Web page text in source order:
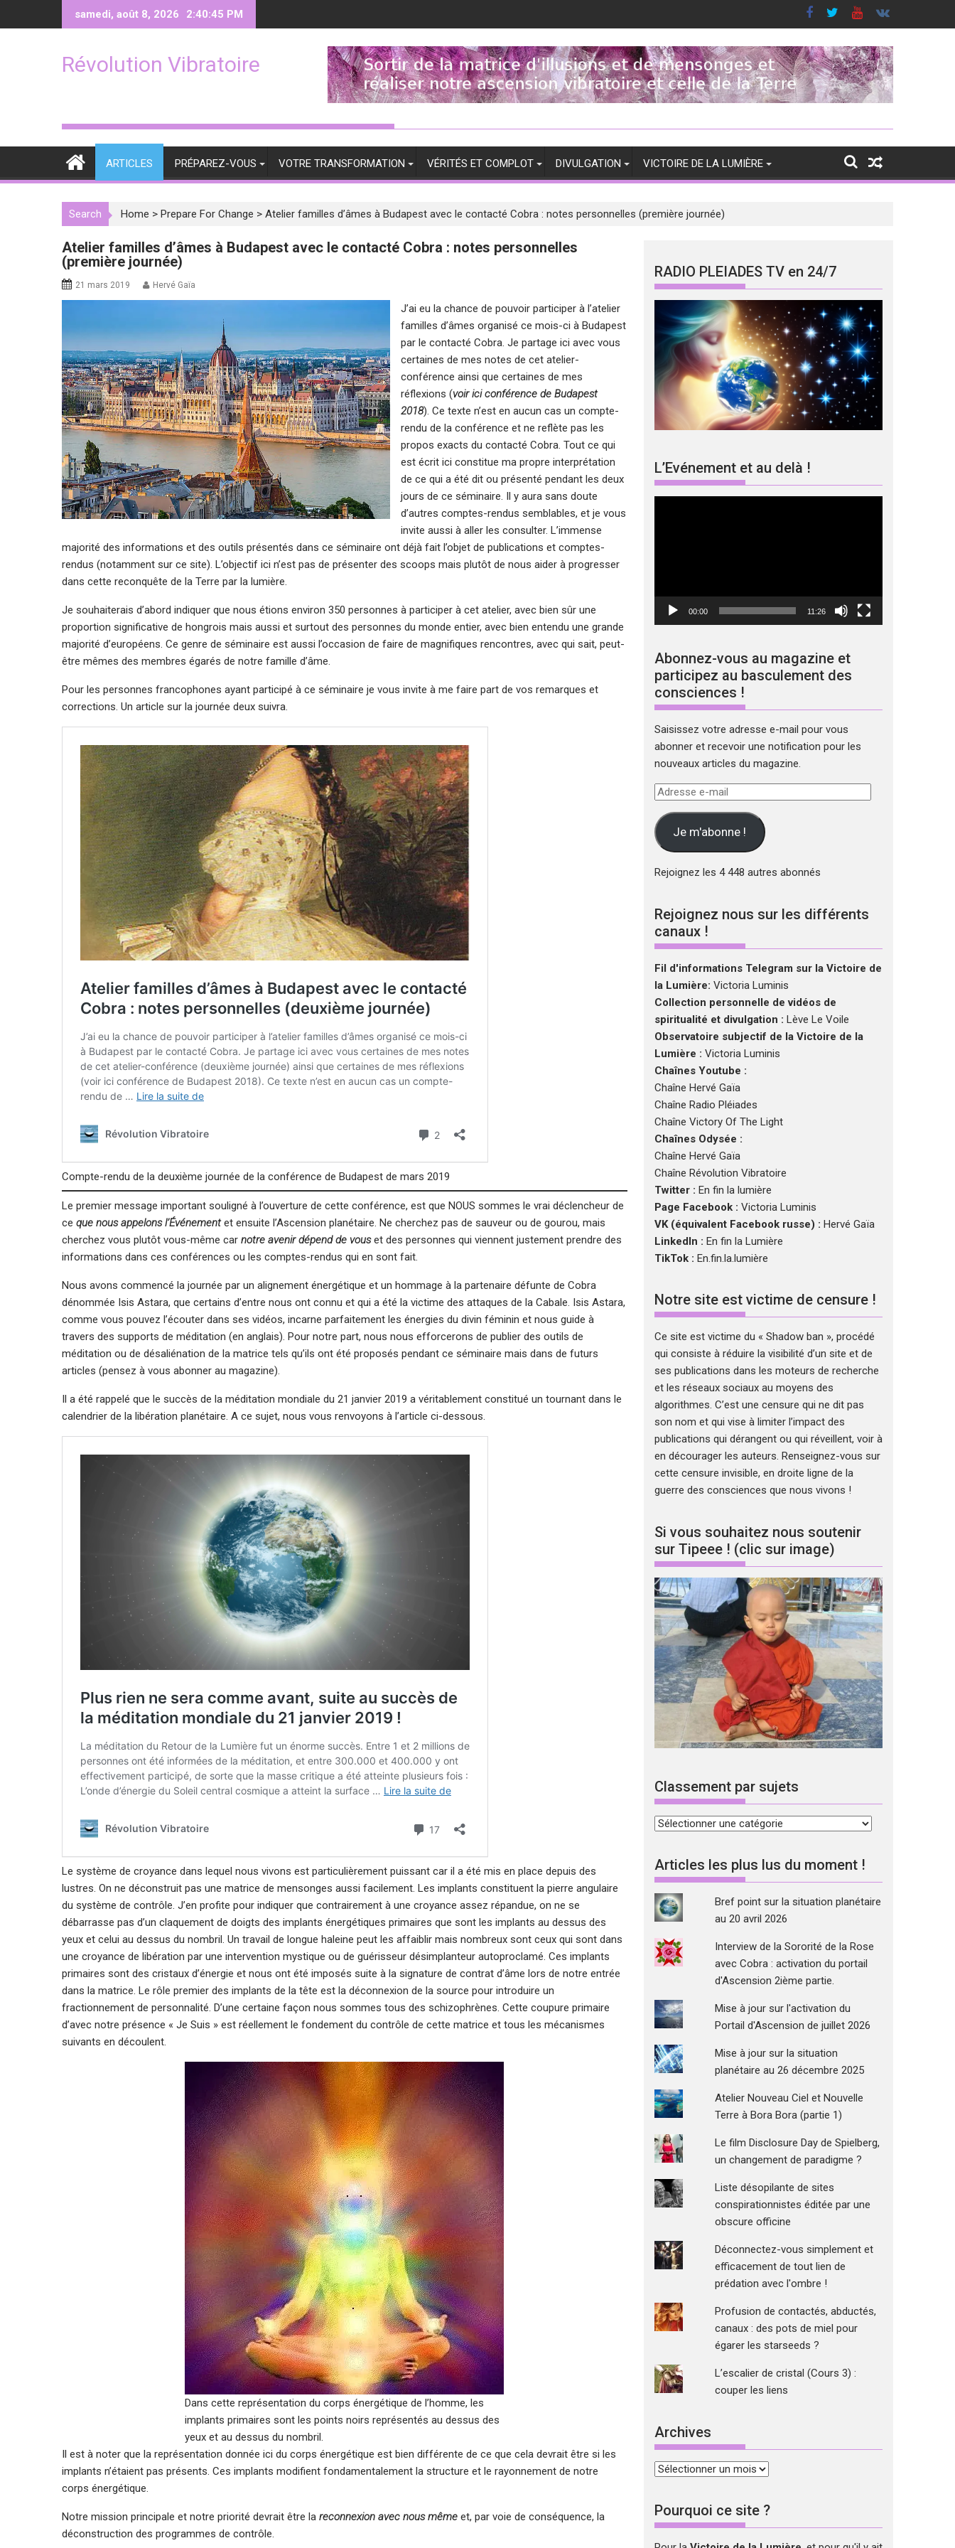
samedi, août 8, 2026 2:40:46 PM
Révolution Vibratoire
ARTICLES PRÉPAREZ-VOUS VOTRE TRANSFORMATION VÉRITÉS ET COMPLOT DIVULGATION VICTOIRE DE LA LUMIÈRE
Search Home > Prepare For Change > Atelier familles d’âmes à Budapest avec le contacté Cobra : notes personnelles (première journée)
Atelier familles d’âmes à Budapest avec le contacté Cobra : notes personnelles
(première journée)
21 mars 2019 Hervé Gaïa
J’ai eu la chance de pouvoir participer à l’atelier
familles d’âmes organisé ce mois-ci à Budapest
par le contacté Cobra. Je partage ici avec vous
certaines de mes notes de cet atelier-
conférence ainsi que certaines de mes
réflexions (voir ici conférence de Budapest
2018). Ce texte n’est en aucun cas un compte-
rendu de la conférence et ne reflète pas les
propos exacts du contacté Cobra. Tout ce qui
est écrit ici constitue ma propre interprétation
de ce qui a été dit ou présenté pendant les deux
jours de ce séminaire. Il y aura sans doute
d’autres comptes-rendus semblables, et je vous
invite aussi à aller les consulter. L’immense
majorité des informations et des outils présentés dans ce séminaire ont déjà fait l’objet de publications et comptes-
rendus (notamment sur ce site). L’objectif ici n’est pas de présenter des scoops mais plutôt de nous aider à progresser
dans cette reconquête de la Terre par la lumière.
Je souhaiterais d’abord indiquer que nous étions environ 350 personnes à participer à cet atelier, avec bien sûr une
proportion significative de hongrois mais aussi et surtout des personnes du monde entier, avec bien entendu une grande
majorité d’européens. Ce genre de séminaire est aussi l’occasion de faire de magnifiques rencontres, avec qui sait, peut-
être mêmes des membres égarés de notre famille d’âme.
Pour les personnes francophones ayant participé à ce séminaire je vous invite à me faire part de vos remarques et
corrections. Un article sur la journée deux suivra.
Compte-rendu de la deuxième journée de la conférence de Budapest de mars 2019
Le premier message important souligné à l’ouverture de cette conférence, est que NOUS sommes le vrai déclencheur de
ce que nous appelons l’Événementet ensuite l’Ascension planétaire. Ne cherchez pas de sauveur ou de gourou, mais
cherchez vous plutôt vous-même car notre avenir dépend de vouset des personnes qui viennent justement prendre des
informations dans ces conférences ou les comptes-rendus qui en sont fait.
Nous avons commencé la journée par un alignement énergétique et un hommage à la partenaire défunte de Cobra
dénommée Isis Astara, que certains d’entre nous ont connu et qui a été la victime des attaques de la Cabale. Isis Astara,
comme vous pouvez l’écouter dans ses vidéos, incarne parfaitement les énergies du divin féminin et nous guide à
travers des supports de méditation (en anglais). Pour notre part, nous nous efforcerons de publier des outils de
méditation ou de désaliénation de la matrice tels qu’ils ont été proposés pendant ce séminaire mais dans de futurs
articles (pensez à vous abonner au magazine).
Il a été rappelé que le succès de la méditation mondiale du 21 janvier 2019 a véritablement constitué un tournant dans le
calendrier de la libération planétaire. A ce sujet, nous vous renvoyons à l’article ci-dessous.
Le système de croyance dans lequel nous vivons est particulièrement puissant car il a été mis en place depuis des
lustres. On ne déconstruit pas une matrice de mensonges aussi facilement. Les implants constituent la pierre angulaire
du système de contrôle. J’en profite pour indiquer que contrairement à une croyance assez répandue, on ne se
débarrasse pas d’un claquement de doigts des implants énergétiques primaires que sont les implants au dessus des
yeux et celui au dessus du nombril. Un travail de longue haleine peut les affaiblir mais nombreux sont ceux qui sont dans
une croyance de libération par une intervention mystique ou de guérisseur désimplanteur autoproclamé. Ces implants
primaires sont des cristaux d’énergie et nous ont été imposés suite à la signature de contrat d’âme lors de notre entrée
dans la matrice. Le rôle premier des implants de la tête est la déconnexion de la source pour introduire un
fractionnement de personnalité. D’une certaine façon nous sommes tous des schizophrènes. Cette coupure primaire
d’avec notre présence « Je Suis » est réellement le fondement du contrôle de cette matrice et tous les mécanismes
suivants en découlent.
Dans cette représentation du corps énergétique de l’homme, les
implants primaires sont les points noirs représentés au dessus des
yeux et au dessus du nombril.
Il est à noter que la représentation donnée ici du corps énergétique est bien différente de ce que cela devrait être si les
implants n’étaient pas présents. Ces implants modifient fondamentalement la structure et le rayonnement de notre
corps énergétique.
Notre mission principale et notre priorité devrait être la reconnexion avec nous même et, par voie de conséquence, la
déconstruction des programmes de contrôle.
RADIO PLEIADES TV en 24/7
L’Evénement et au delà !
00:00 11:26
Abonnez-vous au magazine et
participez au basculement des
consciences !
Saisissez votre adresse e-mail pour vous
abonner et recevoir une notification pour les
nouveaux articles du magazine.
Adresse
mail Je m'abonne !
Rejoignez les 4 448 autres abonnés
Rejoignez nous sur les différents
canaux !
Fil d'informations Telegram sur la Victoire de
la Lumière: Victoria Luminis
Collection personnelle de vidéos de
spiritualité et divulgation : Lève Le Voile
Observatoire subjectif de la Victoire de la
Lumière : Victoria Luminis
Chaînes Youtube :
Chaîne Hervé Gaïa
Chaîne Radio Pléiades
Chaîne Victory Of The Light
Chaînes Odysée :
Chaîne Hervé Gaïa
Chaîne Révolution Vibratoire
Twitter : En fin la lumière
Page Facebook : Victoria Luminis
VK (équivalent Facebook russe) : Hervé Gaïa
LinkedIn : En fin la Lumière
TikTok : En.fin.la.lumière
Notre site est victime de censure !
Ce site est victime du « Shadow ban », procédé
qui consiste à réduire la visibilité d’un site et de
ses publications dans les moteurs de recherche
et les réseaux sociaux au moyens des
algorithmes. C’est une censure qui ne dit pas
son nom et qui vise à limiter l’impact des
publications qui dérangent ou qui réveillent, voir à
en décourager les auteurs. Renseignez-vous sur
cette censure invisible, en droite ligne de la
guerre des consciences que nous vivons !
Si vous souhaitez nous soutenir
sur Tipeee ! (clic sur image)
Classement par sujets
Classement
sujets
Articles les plus lus du moment !
Bref point sur la situation planétaire
au 20 avril 2026
Interview de la Sororité de la Rose
avec Cobra : activation du portail
d'Ascension 2ième partie.
Mise à jour sur l'activation du
Portail d'Ascension de juillet 2026
Mise à jour sur la situation
planétaire au 26 décembre 2025
Atelier Nouveau Ciel et Nouvelle
Terre à Bora Bora (partie 1)
Le film Disclosure Day de Spielberg,
un changement de paradigme ?
Liste désopilante de sites
conspirationnistes éditée par une
obscure officine
Déconnectez-vous simplement et
efficacement de tout lien de
prédation avec l'ombre !
Profusion de contactés, abductés,
canaux : des pots de miel pour
égarer les starseeds ?
L’escalier de cristal (Cours 3) :
couper les liens
Archives
Archives
Pourquoi ce site ?